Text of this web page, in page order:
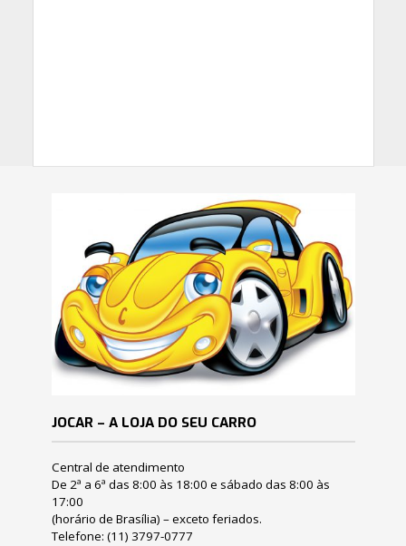
JOCAR – A LOJA DO SEU CARRO
Central de atendimento
De 2ª a 6ª das 8:00 às 18:00 e sábado das 8:00 às
17:00
(horário de Brasília) – exceto feriados.
Telefone: (11) 3797-0777